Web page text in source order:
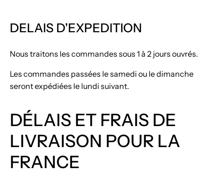
DELAIS D'EXPEDITION
Nous traitons les commandes sous 1 à 2 jours ouvrés.
Les commandes passées le samedi ou le dimanche
seront expédiées le lundi suivant.
DÉLAIS ET FRAIS DE
LIVRAISON POUR LA
FRANCE